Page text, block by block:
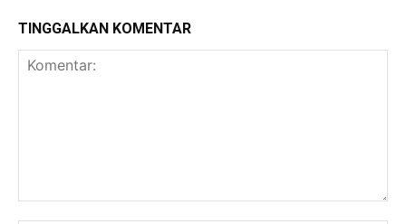
TINGGALKAN KOMENTAR